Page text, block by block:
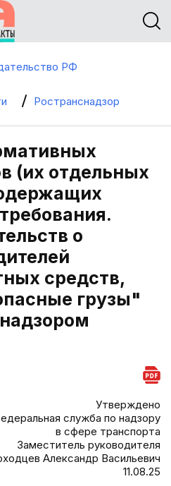
РФ
Ространснадзор
(их отдельных
о
средств,
грузы"
Утверждено
служба по надзору
в сфере транспорта
Заместитель руководителя
Александр Васильевич
11.08.25